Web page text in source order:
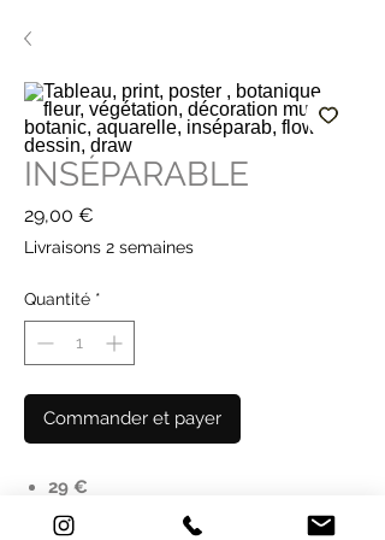
INSÉPARABLE
29,00 €
Livraisons 2 semaines
Quantité *
Commander et payer
29 €